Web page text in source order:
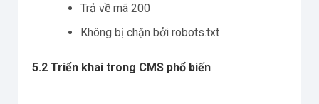
Trả về mã 200
Không bị chặn bởi robots.txt
5.2 Triển khai trong CMS phổ biến